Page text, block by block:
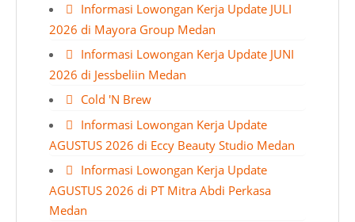
Informasi Lowongan Kerja Update JULI
2026 di Mayora Group Medan
Informasi Lowongan Kerja Update JUNI
2026 di Jessbeliin Medan
Cold 'N Brew
Informasi Lowongan Kerja Update
AGUSTUS 2026 di Eccy Beauty Studio Medan
Informasi Lowongan Kerja Update
AGUSTUS 2026 di PT Mitra Abdi Perkasa
Medan